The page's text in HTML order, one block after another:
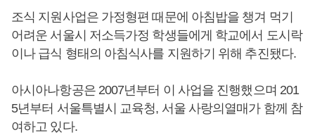
조식 지원사업은 가정형편 때문에 아침밥을 챙겨 먹기
어려운 서울시 저소득가정 학생들에게 학교에서 도시락
이나 급식 형태의 아침식사를 지원하기 위해 추진됐다.
아시아나항공은 2007년부터 이 사업을 진행했으며 201
5년부터 서울특별시 교육청, 서울 사랑의열매가 함께 참
여하고 있다.